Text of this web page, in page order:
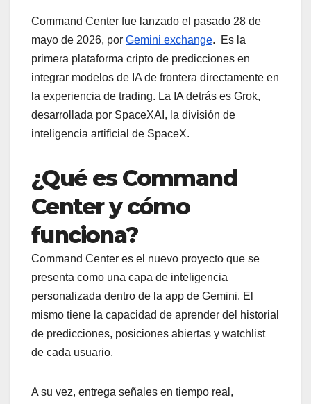
Command Center fue lanzado el pasado 28 de
mayo de 2026, por Gemini exchange. Es la
primera plataforma cripto de predicciones en
integrar modelos de IA de frontera directamente en
la experiencia de trading. La IA detrás es Grok,
desarrollada por SpaceXAI, la división de
inteligencia artificial de SpaceX.
¿Qué es Command
Center y cómo
funciona?
Command Center es el nuevo proyecto que se
presenta como una capa de inteligencia
personalizada dentro de la app de Gemini. El
mismo tiene la capacidad de aprender del historial
de predicciones, posiciones abiertas y watchlist
de cada usuario.
A su vez, entrega señales en tiempo real,